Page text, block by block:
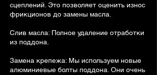
сцеплений. Это позволяет оценить износ
фрикционов до замены масла.
Слив масла: Полное удаление отработки
из поддона.
Замена крепежа: Мы используем новые
алюминиевые болты поддона. Они очень